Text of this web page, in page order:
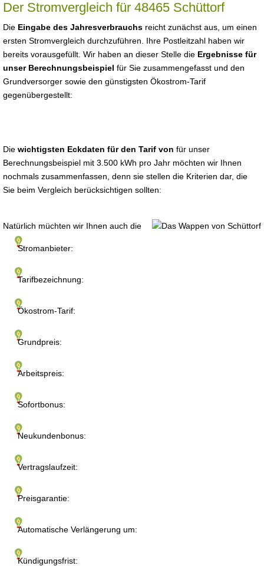
Der Stromvergleich für 48465 Schüttorf
Die Eingabe des Jahresverbrauchs reicht zunächst aus, um einen
ersten Stromvergleich durchzuführen. Ihre Postleitzahl haben wir
bereits vorausgefüllt. Wir haben an dieser Stelle die Ergebnisse für
unser Berechnungsbeispiel für Sie zusammengefasst und den
Grundversorger sowie den günstigsten Ökostrom-Tarif
gegenübergestellt:
Die wichtigsten Eckdaten für den Tarif von für unser
Berechnungsbeispiel mit 3.500 kWh pro Jahr möchten wir Ihnen
nochmals zusammenfassen, denn sie stellen die Kriterien dar, die
Sie beim Vergleich berücksichtigen sollten:
Stromanbieter:
Tarifbezeichnung:
Ökostrom-Tarif:
Grundpreis:
Arbeitspreis:
Sofortbonus:
Neukundenbonus:
Vertragslaufzeit:
Preisgarantie:
Automatische Verlängerung um:
Kündigungsfrist:
Natürlich müchten wir Ihnen auch die